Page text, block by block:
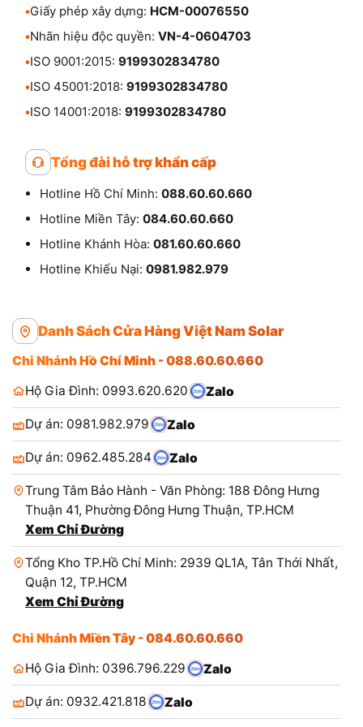
•Giấy phép xây dựng: HCM-00076550
•Nhãn hiệu độc quyền: VN-4-0604703
•ISO 9001:2015: 9199302834780
•ISO 45001:2018: 9199302834780
•ISO 14001:2018: 9199302834780
Tổng đài hỗ trợ khẩn cấp
Hotline Hồ Chí Minh: 088.60.60.660
Hotline Miền Tây: 084.60.60.660
Hotline Khánh Hòa: 081.60.60.660
Hotline Khiếu Nại: 0981.982.979
Danh Sách Cửa Hàng Việt Nam Solar
Chi Nhánh Hồ Chí Minh - 088.60.60.660
Hộ Gia Đình: 0993.620.620
Zalo
Dự án: 0981.982.979 Zalo
Dự án: 0962.485.284 Zalo
Trung Tâm Bảo Hành - Văn Phòng: 188 Đông Hưng
Thuận 41, Phường Đông Hưng Thuận, TP.HCM
Xem Chỉ Đường
Tổng Kho TP.Hồ Chí Minh: 2939 QL1A, Tân Thới Nhất,
Quận 12, TP.HCM
Xem Chỉ Đường
Chi Nhánh Miền Tây - 084.60.60.660
Hộ Gia Đình: 0396.796.229
Zalo
Dự án: 0932.421.818 Zalo